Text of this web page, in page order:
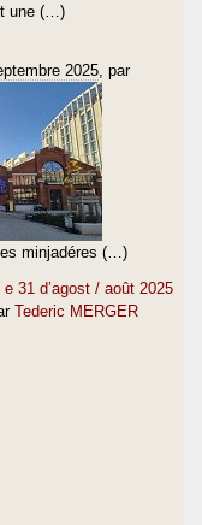
une (…)
2025 , par
minjadéres (…)
31 d’agost / août 2025
Tederic MERGER